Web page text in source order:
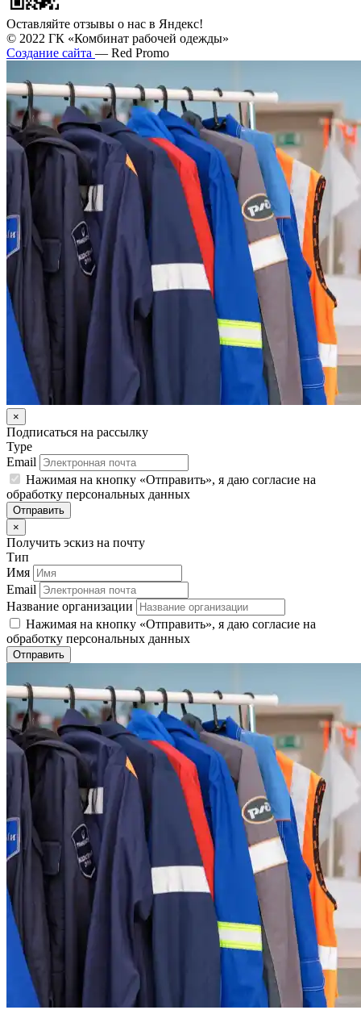
Оставляйте отзывы о нас в Яндекс!
© 2022 ГК «Комбинат рабочей одежды»
Создание сайта — Red Promo
×
Подписаться на рассылку
Type
Email
Нажимая на кнопку «Отправить», я даю согласие на
обработку персональных данных
Отправить
×
Получить эскиз на почту
Тип
Имя
Email
Название организации
Нажимая на кнопку «Отправить», я даю согласие на
обработку персональных данных
Отправить